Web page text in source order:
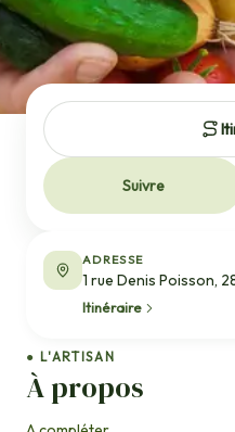
● L'ARTISAN
À propos
Suivre
ADRESSE
1 rue Denis Poisson,
Itinéraire